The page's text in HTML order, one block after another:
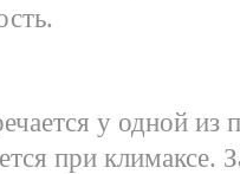
у одной
при климаксе.